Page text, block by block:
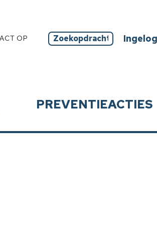
OP
PREVENTIEACTIES